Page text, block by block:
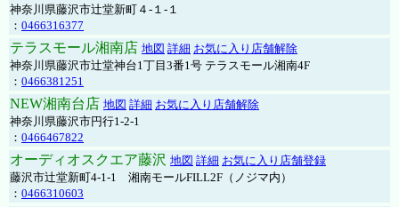
神奈川県藤沢市辻堂新町４-１-１
： 0466316377
テラスモール湘南店 地図 詳細 お気に入り店舗解除
神奈川県藤沢市辻堂神台1丁目3番1号 テラスモール湘南4F
： 0466381251
NEW湘南台店 地図 詳細 お気に入り店舗解除
神奈川県藤沢市円行1-2-1
： 0466467822
オーディオスクエア藤沢 地図 詳細 お気に入り店舗登録
藤沢市辻堂新町4-1-1 湘南モールFILL2F（ノジマ内）
： 0466310603